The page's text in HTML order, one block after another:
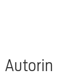
Autorin